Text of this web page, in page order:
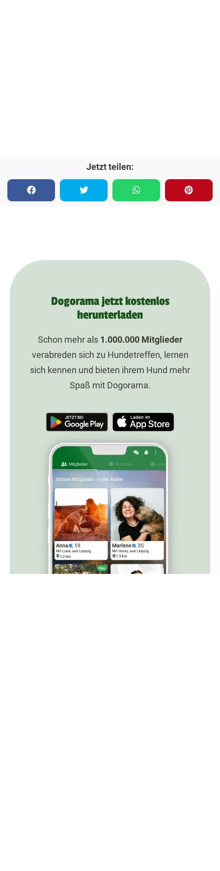
Jetzt teilen:
Dogorama jetzt kostenlos
herunterladen
Schon mehr als 1.000.000Mitglieder
verabreden sich zu Hundetreffen, lernen
sich kennen und bieten ihrem Hund mehr
Spaß mit Dogorama.